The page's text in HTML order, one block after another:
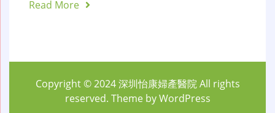
Read More
Copyright © 2024深圳怡康婦產醫院All rights
reserved. Theme byWordPress